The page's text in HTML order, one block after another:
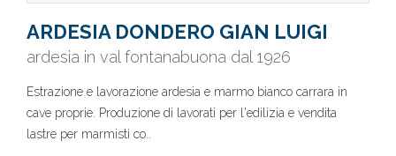
ARDESIA DONDERO GIAN LUIGI
ardesia in val fontanabuona dal 1926
Estrazione e lavorazione ardesia e marmo bianco carrara in
cave proprie. Produzione di lavorati per l'edilizia e vendita
lastre per marmisti co..